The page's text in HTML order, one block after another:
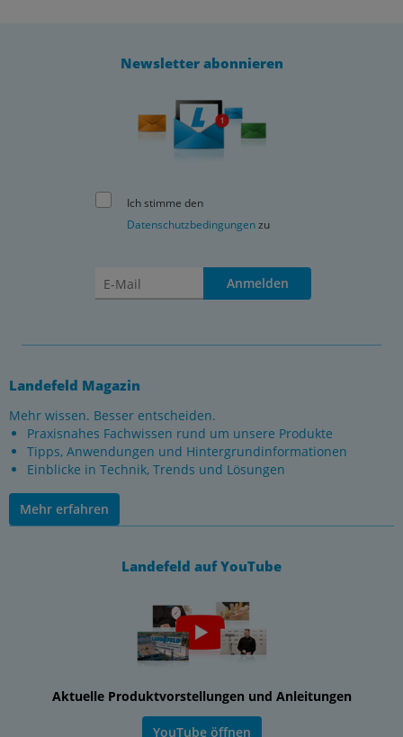
Newsletter abonnieren
Ich stimme den
Datenschutzbedingungenzu
Anmelden
Landefeld Magazin
Mehr wissen. Besser entscheiden.
Praxisnahes Fachwissen rund um unsere Produkte
Tipps, Anwendungen und Hintergrundinformationen
Einblicke in Technik, Trends und Lösungen
Mehr erfahren
Landefeld auf YouTube
Aktuelle Produktvorstellungen und Anleitungen
YouTube öffnen